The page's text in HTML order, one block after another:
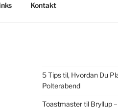
Kontakt
5 Tips til, Hvordan Du
Polterabend
Toastmaster til Bryllup